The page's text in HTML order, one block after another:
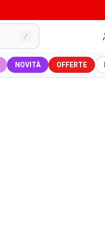
/
NOVITÀ OFFERTE